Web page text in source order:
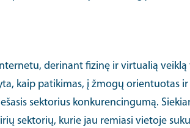
derinant fizinę ir virtualią
kaip patikimas, į žmogų orientuotas
sektorius konkurencingumą.
sektorių, kurie jau remiasi vietoje